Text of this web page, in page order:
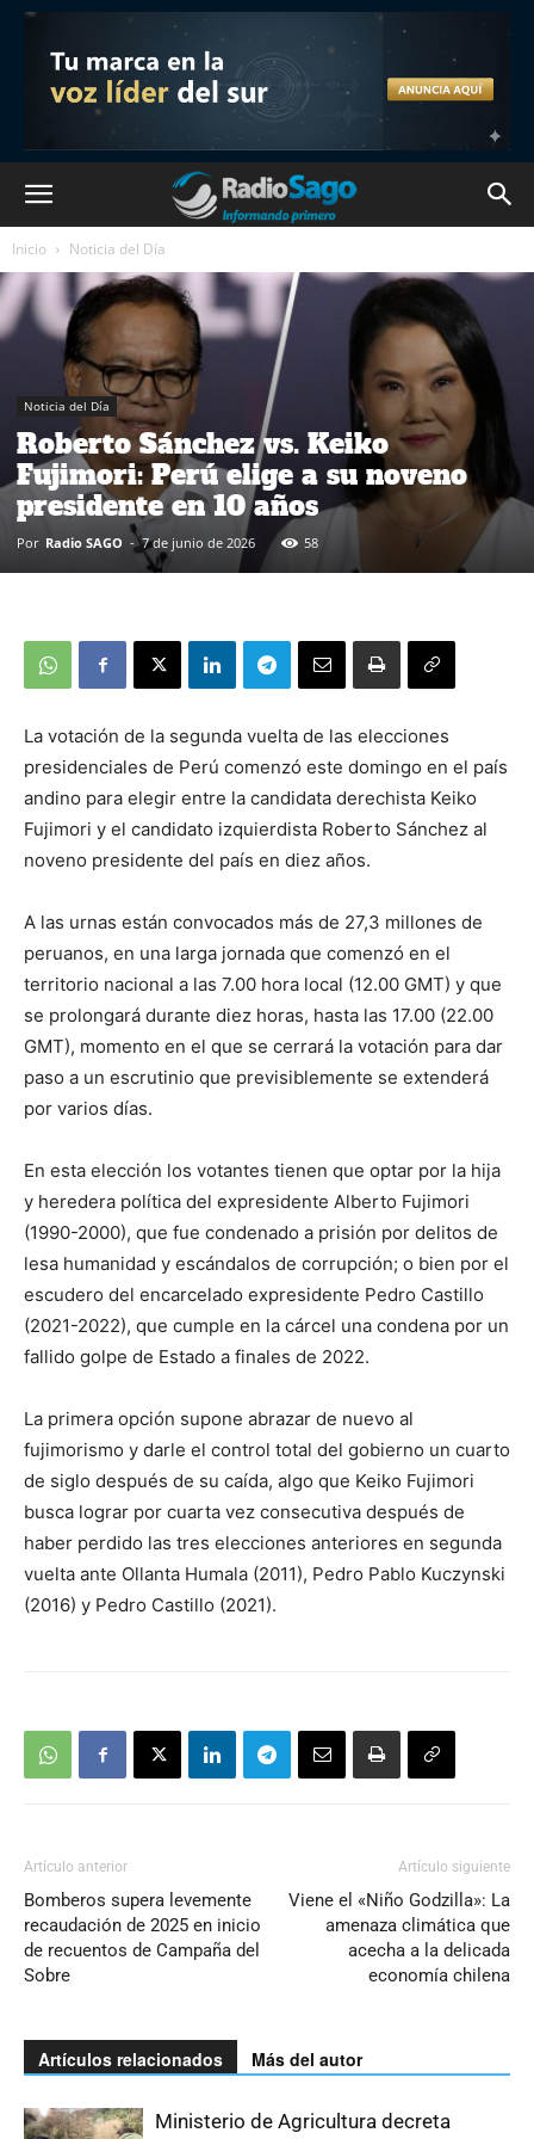
Inicio Noticia del Día
Noticia del Día
Roberto Sánchez vs. Keiko
Fujimori: Perú elige a su noveno
presidente en 10 años
Por Radio SAGO - 7 de junio de 2026 58
La votación de la segunda vuelta de las elecciones
presidenciales de Perú comenzó este domingo en el país
andino para elegir entre la candidata derechista Keiko
Fujimori y el candidato izquierdista Roberto Sánchez al
noveno presidente del país en diez años.
A las urnas están convocados más de 27,3 millones de
peruanos, en una larga jornada que comenzó en el
territorio nacional a las 7.00 hora local (12.00 GMT) y que
se prolongará durante diez horas, hasta las 17.00 (22.00
GMT), momento en el que se cerrará la votación para dar
paso a un escrutinio que previsiblemente se extenderá
por varios días.
En esta elección los votantes tienen que optar por la hija
y heredera política del expresidente Alberto Fujimori
(1990-2000), que fue condenado a prisión por delitos de
lesa humanidad y escándalos de corrupción; o bien por el
escudero del encarcelado expresidente Pedro Castillo
(2021-2022), que cumple en la cárcel una condena por un
fallido golpe de Estado a finales de 2022.
La primera opción supone abrazar de nuevo al
fujimorismo y darle el control total del gobierno un cuarto
de siglo después de su caída, algo que Keiko Fujimori
busca lograr por cuarta vez consecutiva después de
haber perdido las tres elecciones anteriores en segunda
vuelta ante Ollanta Humala (2011), Pedro Pablo Kuczynski
(2016) y Pedro Castillo (2021).
Artículo anterior
Bomberos supera levemente
recaudación de 2025 en inicio
de recuentos de Campaña del
Sobre
Artículo siguiente
Viene el «Niño Godzilla»: La
amenaza climática que
acecha a la delicada
economía chilena
Artículos relacionados Más del autor
Ministerio de Agricultura decreta